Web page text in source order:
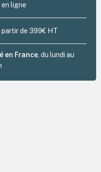
en ligne
partir de 399€ HT
en France , du lundi au